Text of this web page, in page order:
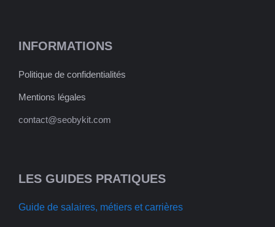
INFORMATIONS
Politique de confidentialités
Mentions légales
contact@seobykit.com
LES GUIDES PRATIQUES
Guide de salaires, métiers et carrières